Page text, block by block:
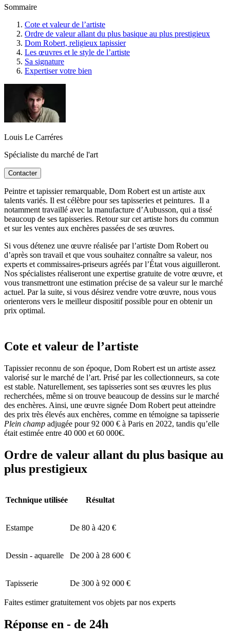
Sommaire
Cote et valeur de l’artiste
Ordre de valeur allant du plus basique au plus prestigieux
Dom Robert, religieux tapissier
Les œuvres et le style de l’artiste
Sa signature
Expertiser votre bien
Louis Le Carréres
Spécialiste du marché de l'art
Contacter
Peintre et tapissier remarquable, Dom Robert est un artiste aux
talents variés. Il est célèbre pour ses tapisseries et peintures. Il a
notamment travaillé avec la manufacture d’Aubusson, qui a tissé
beaucoup de ses tapisseries. Retour sur cet artiste hors du commun
et sur les ventes aux enchères passées de ses œuvres.
Si vous détenez une œuvre réalisée par l’artiste Dom Robert ou
d’après son travail et que vous souhaitez connaître sa valeur, nos
experts et commissaires-priseurs agréés par l’État vous aiguilleront.
Nos spécialistes réaliseront une expertise gratuite de votre œuvre, et
vous transmettront une estimation précise de sa valeur sur le marché
actuel. Par la suite, si vous désirez vendre votre œuvre, nous vous
orienterons vers le meilleur dispositif possible pour en obtenir un
prix optimal.
Cote et valeur de l’artiste
Tapissier reconnu de son époque, Dom Robert est un artiste assez
valorisé sur le marché de l’art. Prisé par les collectionneurs, sa cote
est stable. Naturellement, ses tapisseries sont ses œuvres les plus
recherchées, même si on trouve beaucoup de dessins sur le marché
des enchères. Ainsi, une œuvre signée Dom Robert peut atteindre
des prix très élevés aux enchères, comme en témoigne sa tapisserie
Plein champ adjugée pour 92 000 € à Paris en 2022, tandis qu’elle
était estimée entre 40 000 et 60 000€.
Ordre de valeur allant du plus basique au
plus prestigieux
Technique utilisée Résultat
Estampe De 80 à 420 €
Dessin - aquarelle De 200 à 28 600 €
Tapisserie De 300 à 92 000 €
Faites estimer gratuitement vos objets par nos experts
Réponse en - de 24h